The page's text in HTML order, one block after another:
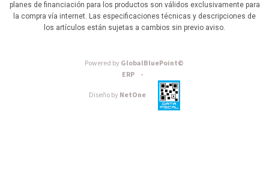
planes de financiación para los productos son válidos exclusivamente para
la compra vía internet. Las especificaciones técnicas y descripciones de
los artículos están sujetas a cambios sin previo aviso.
Powered byGlobalBluePoint©
ERP -
Diseño byNetOne